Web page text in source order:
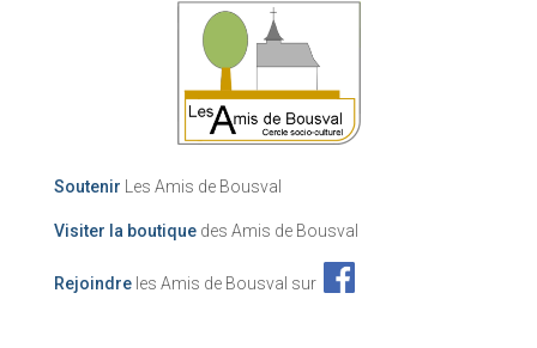
Soutenir Les Amis de Bousval
Visiter la boutique des Amis de Bousval
Rejoindre les Amis de Bousval sur